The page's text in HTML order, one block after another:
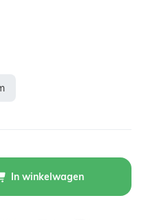
In winkelwagen